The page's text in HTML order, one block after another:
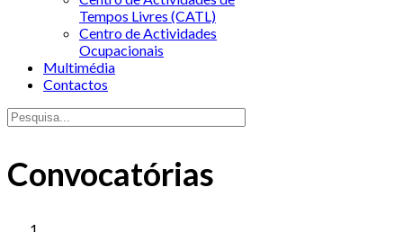
Tempos Livres (CATL)
Centro de Actividades
Ocupacionais
Multimédia
Contactos
Convocatórias